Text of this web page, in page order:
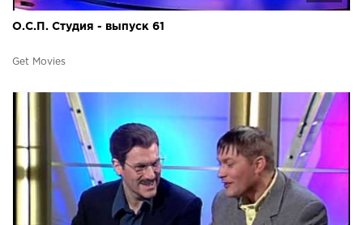
О.С.П. Студия - выпуск 61
Get Movies